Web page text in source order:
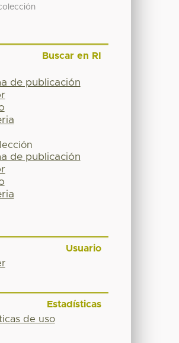
Buscar en RI
de publicación
de publicación
Usuario
Estadísticas
de uso